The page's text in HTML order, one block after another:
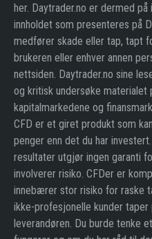
her. Daytrader.no er dermed på
innholdet som presenteres på
medfører skade eller tap, tapt
brukeren eller enhver annen
nettsiden. Daytrader.no sine
og kritisk undersøke materialet
kapitalmarkedene og
CFD er et giret produkt som
penger enn det du har
resultater utgjør ingen garanti
involverer risiko. CFDer er
innebærer stor risiko for raske
ikke-profesjonelle kunder taper
leverandøren. Du burde tenke